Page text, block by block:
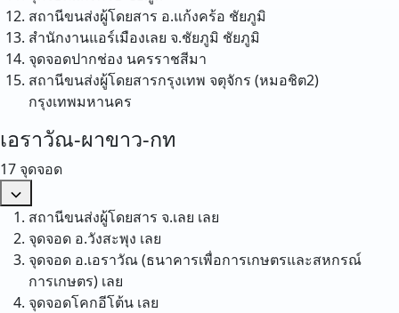
สถานีขนส่งผู้โดยสาร อ.แก้งคร้อ ชัยภูมิ
สำนักงานแอร์เมืองเลย จ.ชัยภูมิ ชัยภูมิ
จุดจอดปากช่อง นครราชสีมา
สถานีขนส่งผู้โดยสารกรุงเทพ จตุจักร (หมอชิต2)
กรุงเทพมหานคร
เอราวัณ-ผาขาว-กท
17 จุดจอด
สถานีขนส่งผู้โดยสาร จ.เลย เลย
จุดจอด อ.วังสะพุง เลย
จุดจอด อ.เอราวัณ (ธนาคารเพื่อการเกษตรและสหกรณ์
การเกษตร) เลย
จุดจอดโคกอีโต้น เลย